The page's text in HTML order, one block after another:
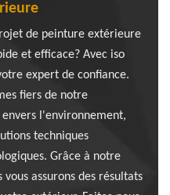
de peinture extérieure
et efficace? Avec iso
expert de confiance.
fiers de notre
envers l'environnement,
techniques
Grâce à notre
assurons des résultats